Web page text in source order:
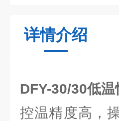
详情介绍
DFY-30/30低
控温精度高，